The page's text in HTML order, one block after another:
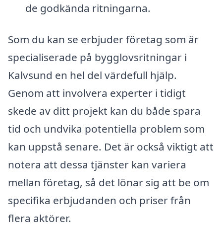
de godkända ritningarna.
Som du kan se erbjuder företag som är
specialiserade på bygglovsritningar i
Kalvsund en hel del värdefull hjälp.
Genom att involvera experter i tidigt
skede av ditt projekt kan du både spara
tid och undvika potentiella problem som
kan uppstå senare. Det är också viktigt att
notera att dessa tjänster kan variera
mellan företag, så det lönar sig att be om
specifika erbjudanden och priser från
flera aktörer.